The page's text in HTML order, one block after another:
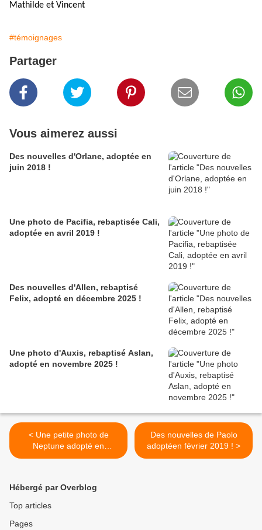
Mathilde et Vincent
#témoignages
Partager
Vous aimerez aussi
Des nouvelles d'Orlane, adoptée en
juin 2018 !
Une photo de Pacifia, rebaptisée Cali,
adoptée en avril 2019 !
Des nouvelles d'Allen, rebaptisé
Felix, adopté en décembre 2025 !
Une photo d'Auxis, rebaptisé Aslan,
adopté en novembre 2025 !
< Une petite photo de
Neptune adopté en
septembre 2017 !
Des nouvelles de Paolo
adoptéen février 2019 ! >
Hébergé par Overblog
Top articles
Pages